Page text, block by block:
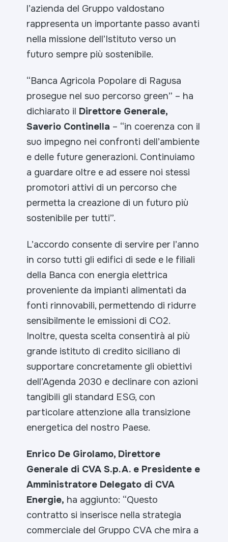
l’azienda del Gruppo valdostano
rappresenta un importante passo avanti
nella missione dell’Istituto verso un
futuro sempre più sostenibile.
“Banca Agricola Popolare di Ragusa
prosegue nel suo percorso green” – ha
dichiarato il Direttore Generale,
Saverio Continella – “in coerenza con il
suo impegno nei confronti dell’ambiente
e delle future generazioni. Continuiamo
a guardare oltre e ad essere noi stessi
promotori attivi di un percorso che
permetta la creazione di un futuro più
sostenibile per tutti”.
L’accordo consente di servire per l’anno
in corso tutti gli edifici di sede e le filiali
della Banca con energia elettrica
proveniente da impianti alimentati da
fonti rinnovabili, permettendo di ridurre
sensibilmente le emissioni di CO2.
Inoltre, questa scelta consentirà al più
grande istituto di credito siciliano di
supportare concretamente gli obiettivi
dell’Agenda 2030 e declinare con azioni
tangibili gli standard ESG, con
particolare attenzione alla transizione
energetica del nostro Paese.
Enrico De Girolamo, Direttore
Generale di CVA S.p.A. e Presidente e
Amministratore Delegato di CVA
Energie, ha aggiunto: “Questo
contratto si inserisce nella strategia
commerciale del Gruppo CVA che mira a